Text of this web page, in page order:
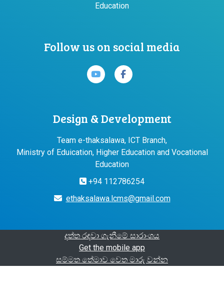
Education
Follow us on social media
Design & Development
Team e-thaksalawa, ICT Branch,
Ministry of Eduication, Higher Education and Vocational
Education
+94 112786254
ethaksalawa.lcms@gmail.com
දත්ත රඳවා ගැනීමේ සාරාංශය
Get the mobile app
සම්මත තේමාව වෙත මාරු වන්න